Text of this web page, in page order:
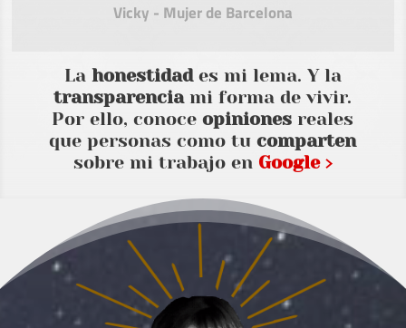
Vicky - Mujer de Barcelona
La honestidades mi lema. Y la
transparenciami forma de vivir.
Por ello, conoceopiniones reales
que personas como tucomparten
sobre mi trabajo en Google ›